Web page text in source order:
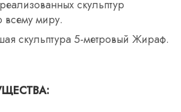
скульптур
всему миру.
скульптура 5-метровый Жираф.